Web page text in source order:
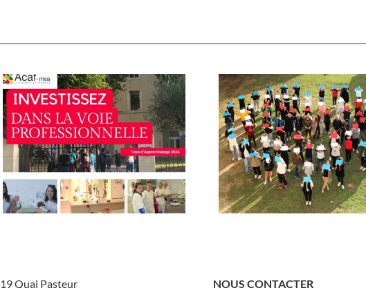
19 Quai Pasteur NOUS CONTACTER